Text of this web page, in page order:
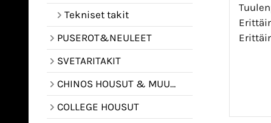
Tekniset takit
PUSEROT&NEULEET
SVETARITAKIT
CHINOS HOUSUT & MUUT HOUSUT
COLLEGE HOUSUT